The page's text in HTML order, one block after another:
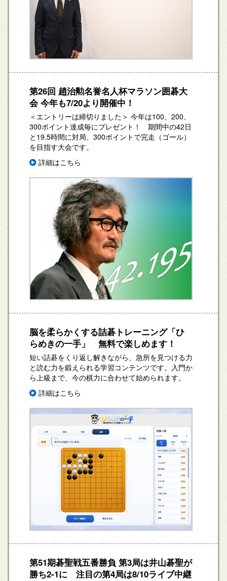
第26回 趙治勲名誉名人杯マラソン囲碁大
会 今年も7/20より開催中！
＜エントリーは締切りました＞ 今年は100、200、
300ポイント達成毎にプレゼント！ 期間中の42日
と19.5時間に対局、300ポイントで完走（ゴール）
を目指す大会です。
詳細はこちら
脳を柔らかくする詰碁トレーニング「ひ
らめきの一手」 無料で楽しめます！
短い詰碁をくり返し解きながら、急所を見つける力
と読む力を鍛えられる学習コンテンツです。入門か
ら上級まで、今の棋力に合わせて始められます。
詳細はこちら
第51期碁聖戦五番勝負 第3局は井山碁聖が
勝ち2-1に 注目の第4局は8/10ライブ中継